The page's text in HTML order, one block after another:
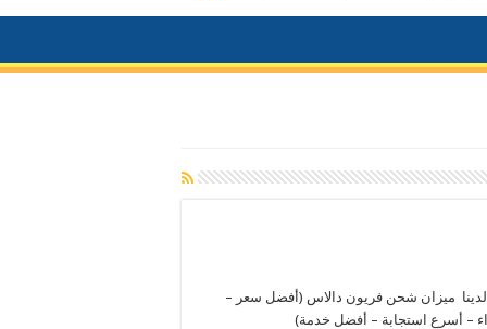
لدينا ميزان شحن فريون دالاس (أفضل سعر –
– أسرع استجابة – أفضل خدمة)